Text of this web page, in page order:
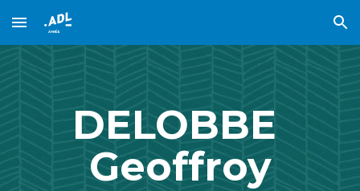
Skip to main content Skip to navigation
DELOBBE
Geoffroy